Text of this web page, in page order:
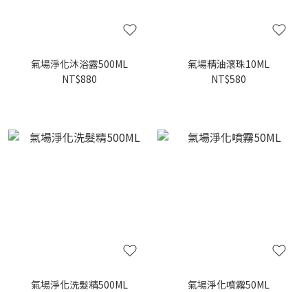
氣場淨化沐浴露500ML
NT$880
氣場精油滾珠10ML
NT$580
氣場淨化洗髮精500ML
氣場淨化噴霧50ML